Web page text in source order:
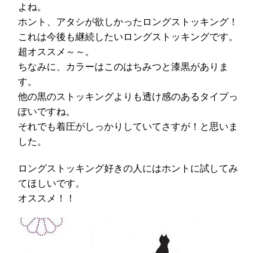
よね。
ホント、アタシが欲しかったロングストッキング！
これは今後も継続したいロングストッキングです。
超オススメ～～。
ちなみに、カラーはこのはちみつと漆黒がありま
す。
他の黒のストッキングよりも透け感のあるタイプっ
ぽいですね。
それでも着圧がしっかりしていてさすが！と思いま
した。
ロングストッキング好きの人にはホントに試してみ
てほしいです。
オススメ！！